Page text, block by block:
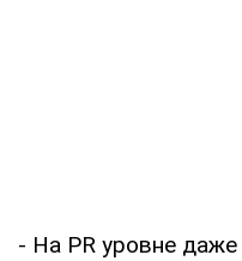
- На PR уровне